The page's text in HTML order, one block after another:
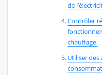
de
Contrôler
chauffage.
Utiliser des